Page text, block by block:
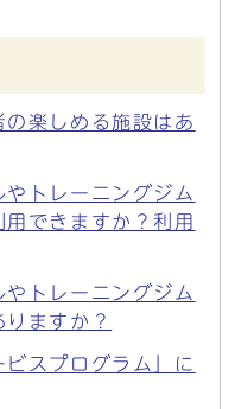
楽しめる施設はあ
トレーニングジム
できますか？利用
トレーニングジム
ますか？
スプログラム」に